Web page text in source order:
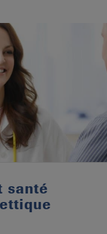
santé